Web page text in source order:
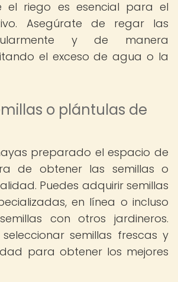
el riego es esencial para el
Asegúrate de regar las
y de manera
el exceso de agua o la
o plántulas de
preparado el espacio de
de obtener las semillas o
Puedes adquirir semillas
en línea o incluso
con otros jardineros.
semillas frescas y
para obtener los mejores